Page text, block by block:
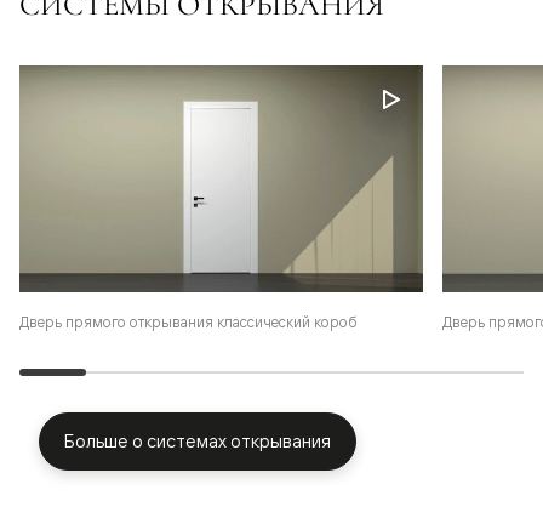
Дверь прямого открывания классический короб Дверь
Больше о системах открывания